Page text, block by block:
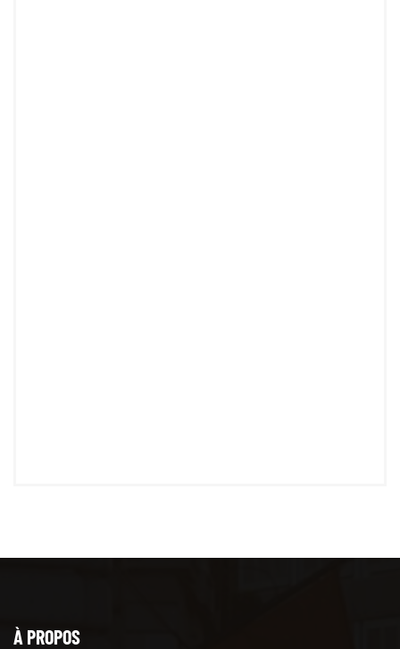
À PROPOS